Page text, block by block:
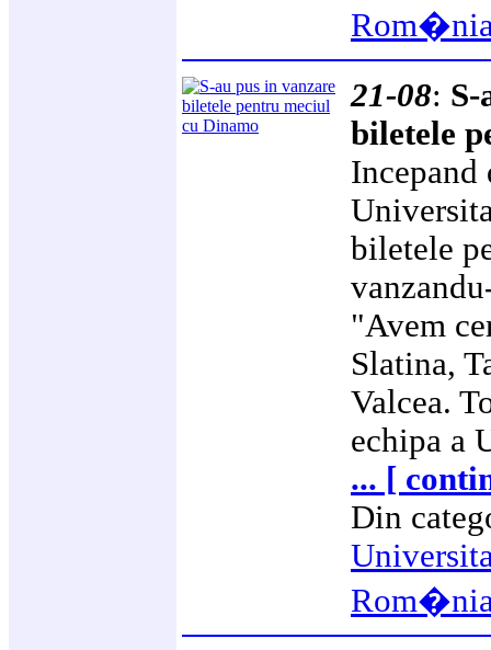
21-08: S-
biletele
Incepand
biletele
"Avem
Slatina,
Valcea.
echipa a
... [
Din